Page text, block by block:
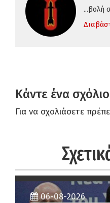
...βολή
Κάντε ένα
Για να σχολιάσετε
06-08-2026